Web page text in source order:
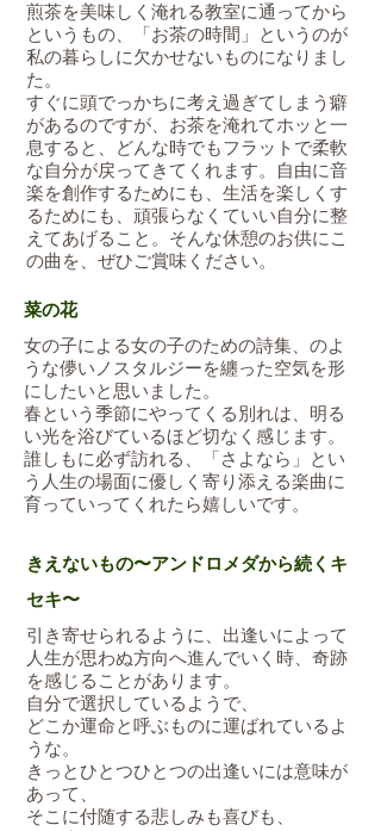
煎茶を美味しく淹れる教室に通ってから
というもの、「お茶の時間」というのが
私の暮らしに欠かせないものになりまし
た。
すぐに頭でっかちに考え過ぎてしまう癖
があるのですが、お茶を淹れてホッと一
息すると、どんな時でもフラットで柔軟
な自分が戻ってきてくれます。自由に音
楽を創作するためにも、生活を楽しくす
るためにも、頑張らなくていい自分に整
えてあげること。そんな休憩のお供にこ
の曲を、ぜひご賞味ください。
菜の花
女の子による女の子のための詩集、のよ
うな儚いノスタルジーを纏った空気を形
にしたいと思いました。
春という季節にやってくる別れは、明る
い光を浴びているほど切なく感じます。
誰しもに必ず訪れる、「さよなら」とい
う人生の場面に優しく寄り添える楽曲に
育っていってくれたら嬉しいです。
きえないもの〜アンドロメダから続くキ
セキ〜
引き寄せられるように、出逢いによって
人生が思わぬ方向へ進んでいく時、奇跡
を感じることがあります。
自分で選択しているようで、
どこか運命と呼ぶものに運ばれているよ
うな。
きっとひとつひとつの出逢いには意味が
あって、
そこに付随する悲しみも喜びも、